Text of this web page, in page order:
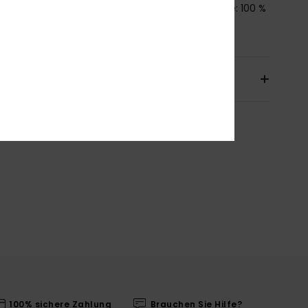
/ Futter: 100 % Synthetikmaterial / Außensohle: 100 %
100% sichere Zahlung Brauchen Sie Hilfe?